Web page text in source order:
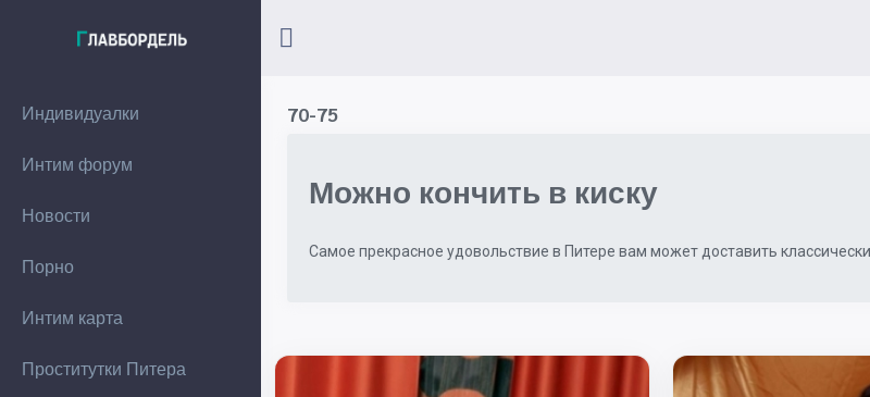
Индивидуалки
Интим форум
Новости
Порно
Интим карта
Проститутки Питера
70-75
Можно кончить в киску
Самое прекрасное удовольствие в Питере вам может доставить